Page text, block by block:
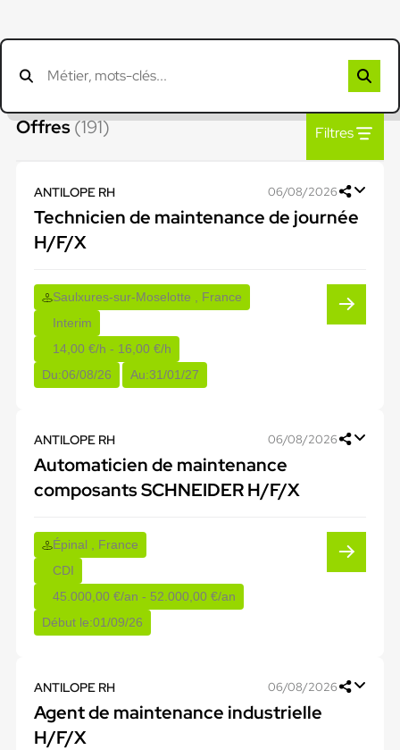
Offres(191) Filtres
ANTILOPE RH 06/08/2026
Technicien de maintenance de journée
H/F/X
Saulxures-sur-Moselotte , France
Interim
14,00 €/h - 16,00 €/h
Du:06/08/26 Au:31/01/27
ANTILOPE RH 06/08/2026
Automaticien de maintenance
composants SCHNEIDER H/F/X
Épinal , France
CDI
45.000,00 €/an - 52.000,00 €/an
Début le:01/09/26
ANTILOPE RH 06/08/2026
Agent de maintenance industrielle
H/F/X